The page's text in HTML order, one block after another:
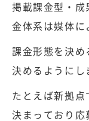
掲載課金型・成
金体系は媒体に
課金形態を決め
決めるようにし
たとえば新拠点
決まっており応